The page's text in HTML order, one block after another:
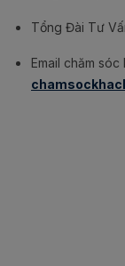
Tổng Đài Tư
Email chăm sóc